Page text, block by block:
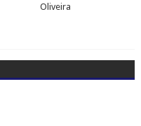
Oliveira